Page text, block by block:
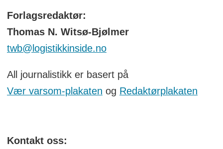
Forlagsredaktør:
Thomas N. Witsø-Bjølmer
twb@logistikkinside.no
All journalistikk er basert på
Vær varsom-plakaten og Redaktørplakaten
Kontakt oss: